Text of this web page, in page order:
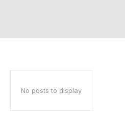
No posts to display